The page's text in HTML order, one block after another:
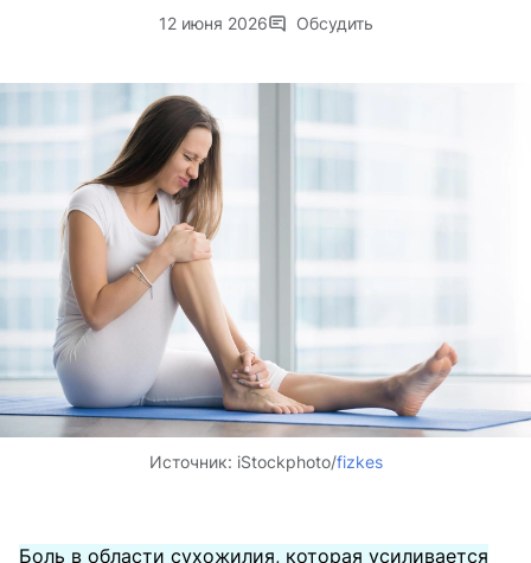
12 июня 2026 Обсудить
Источник: iStockphoto/fizkes
Боль в области сухожилия, которая усиливается